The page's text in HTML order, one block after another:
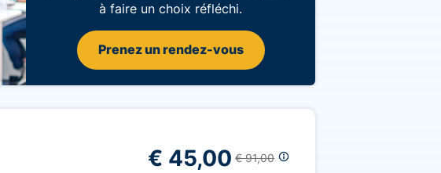
à faire un choix réfléchi.
Prenez un rendez-vous
€ 45,00 € 91,00